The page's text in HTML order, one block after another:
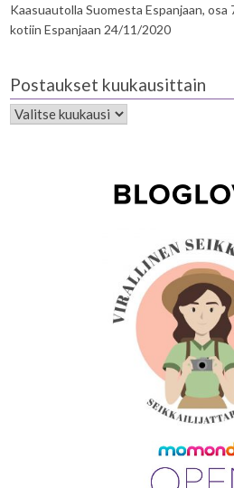
Kaasuautolla Suomesta Espanjaan, osa
kotiin Espanjaan 24/11/2020
Postaukset kuukausittain